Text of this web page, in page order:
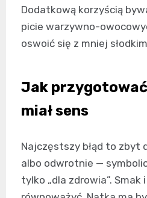
Dodatkową korzyścią
picie warzywno-
oswoić się z mniej
Jak
miał sens
Najczęstszy błąd to zbyt
albo odwrotnie —
tylko „dla zdrowia”. Smak